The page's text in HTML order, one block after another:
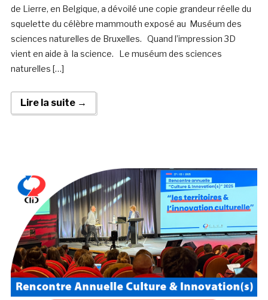
de Lierre, en Belgique, a dévoilé une copie grandeur réelle du
squelette du célèbre mammouth exposé au Muséum des
sciences naturelles de Bruxelles. Quand l’impression 3D
vient en aide à la science. Le muséum des sciences
naturelles […]
Lire la suite →